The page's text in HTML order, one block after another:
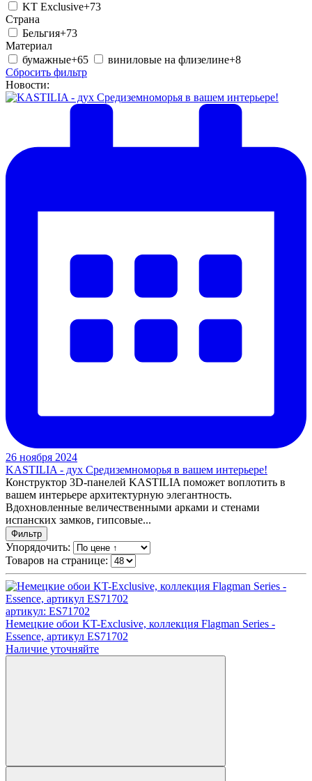
KT Exclusive+73
Страна
Бельгия+73
Материал
бумажные+65 виниловые на флизелине+8
Сбросить фильтр
Новости:
26 ноября 2024
KASTILIA - дух Средиземноморья в вашем интерьере!
Конструктор 3D-панелей KASTILIA поможет воплотить в
вашем интерьере архитектурную элегантность.
Вдохновленные величественными арками и стенами
испанских замков, гипсовые...
Фильтр
Упорядочить:
Товаров на странице:
артикул: ES71702
Немецкие обои KT-Exclusive, коллекция Flagman Series -
Essence, артикул ES71702
Наличие уточняйте